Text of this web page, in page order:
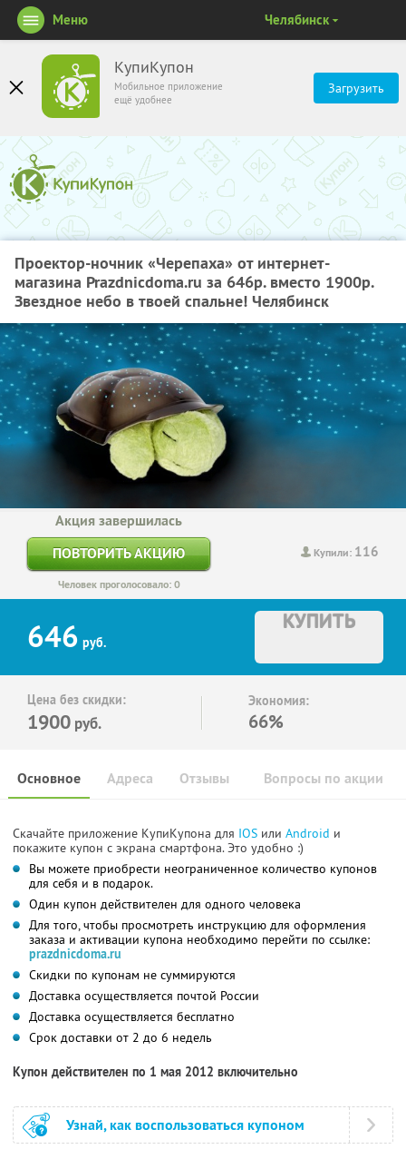
КупиКупон
Мобильное приложение
ещё удобнее
Загрузить
Меню Челябинск
Проектор-ночник «Черепаха» от интернет-
магазина Prazdnicdoma.ru за 646р. вместо 1900р.
Звездное небо в твоей спальне! Челябинск
Купили: 116
Акция завершилась
ПОВТОРИТЬ АКЦИЮ
Человек проголосовало: 0
646 руб.
КУПИТЬ
Цена без скидки:
1900 руб.
Экономия:
66%
Основное Отзывы Вопросы по акции
Адреса
Скачайте приложение КупиКупона для IOS или Android и
покажите купон с экрана смартфона. Это удобно :)
Вы можете приобрести неограниченное количество купонов
для себя и в подарок.
Один купон действителен для одного человека
Для того, чтобы просмотреть инструкцию для оформления
заказа и активации купона необходимо перейти по ссылке:
prazdnicdoma.ru
Скидки по купонам не суммируются
Доставка осуществляется почтой России
Доставка осуществляется бесплатно
Срок доставки от 2 до 6 недель
Купон действителен по 1 мая 2012 включительно
Узнай, как воспользоваться купоном